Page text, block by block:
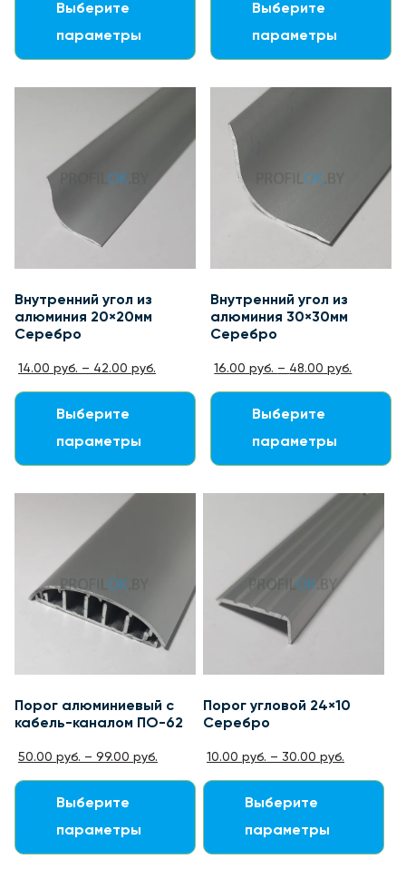
Выберите
параметры
Выберите
параметры
Внутренний угол из
алюминия 20×20мм
Серебро
14.00 руб. – 42.00 руб.
Выберите
параметры
Внутренний угол из
алюминия 30×30мм
Серебро
16.00руб. – 48.00руб.
Выберите
параметры
Порог алюминиевый с
кабель-каналом ПО-62
50.00 руб. – 99.00 руб.
Выберите
параметры
Порог угловой 24×10
Серебро
10.00 руб. – 30.00 руб.
Выберите
параметры